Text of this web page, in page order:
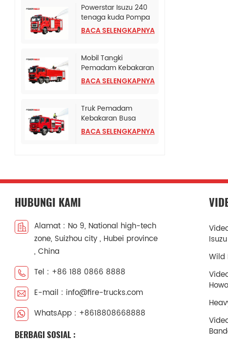
Powerstar Isuzu 240
tenaga kuda Pompa
Pemadam Kebakaran
Darurat
BACA SELENGKAPNYA
Mobil Tangki
Pemadam Kebakaran
HOWO TX Dengan
Pompa Pemadam
BACA SELENGKAPNYA
Truk Pemadam
Kebakaran Busa
Bertekanan Tinggi
HOWO
BACA SELENGKAPNYA
HUBUNGI KAMI
Alamat : No 9, National high-tech
zone, Suizhou city , Hubei province
, China
Tel : +86 188 0866 8888
E-mail : info@fire-trucks.com
WhatsApp : +8618808668888
BERBAGI SOSIAL :
Isuzu
Wild
Howo